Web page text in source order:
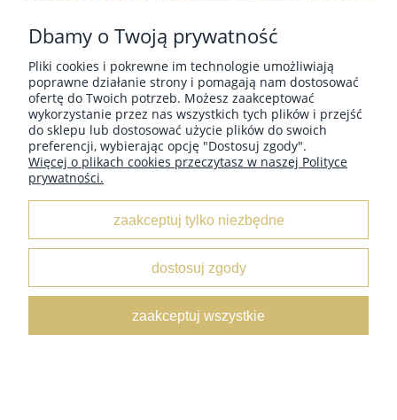
Każdy miłośnik robienia na drutach wie, że to nie tylko
włóczka i druty tworzą magię dziania. Istnieje cała gama
akcesoriów, które mogą uczynić proces dziergania
łatwiejszym, bardziej efektywnym i przyjemnym. Oto 10
niezbędnych akcesoriów dla każdego zapalonych
dziergającego:
Porównanie technik robienia na drutach:
od podstawowych do bardziej
zaawansowanych
w kategorii: autor:
Dbamy o Twoją prywatność
Pliki cookies i pokrewne im technologie umożliwiają
poprawne działanie strony i pomagają nam dostosować
ofertę do Twoich potrzeb. Możesz zaakceptować
wykorzystanie przez nas wszystkich tych plików i przejść
do sklepu lub dostosować użycie plików do swoich
preferencji, wybierając opcję "Dostosuj zgody".
Więcej o plikach cookies przeczytasz w naszej Polityce
prywatności.
zaakceptuj tylko niezbędne
dostosuj zgody
zaakceptuj wszystkie